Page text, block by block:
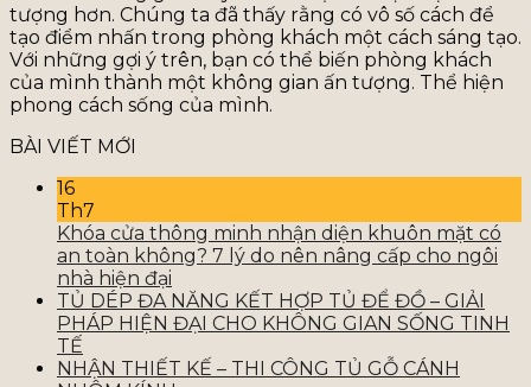
tượng hơn. Chúng ta đã thấy rằng có vô số cách để
tạo điểm nhấn trong phòng khách một cách sáng tạo.
Với những gợi ý trên, bạn có thể biến phòng khách
của mình thành một không gian ấn tượng. Thể hiện
phong cách sống của mình.
BÀI VIẾT MỚI
16
Th7
Khóa cửa thông minh nhận diện khuôn mặt có
an toàn không? 7 lý do nên nâng cấp cho ngôi
nhà hiện đại
TỦ DÉP ĐA NĂNG KẾT HỢP TỦ ĐỂ ĐỒ – GIẢI
PHÁP HIỆN ĐẠI CHO KHÔNG GIAN SỐNG TINH
TẾ
NHẬN THIẾT KẾ – THI CÔNG TỦ GỖ CÁNH